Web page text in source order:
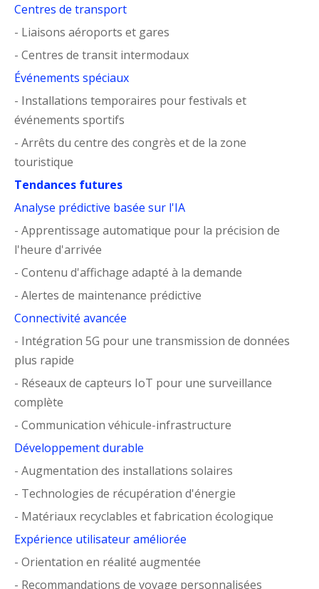
Centres de transport
- Liaisons aéroports et gares
- Centres de transit intermodaux
Événements spéciaux
- Installations temporaires pour festivals et
événements sportifs
- Arrêts du centre des congrès et de la zone
touristique
Tendances futures
Analyse prédictive basée sur l'IA
- Apprentissage automatique pour la précision de
l'heure d'arrivée
- Contenu d'affichage adapté à la demande
- Alertes de maintenance prédictive
Connectivité avancée
- Intégration 5G pour une transmission de données
plus rapide
- Réseaux de capteurs IoT pour une surveillance
complète
- Communication véhicule-infrastructure
Développement durable
- Augmentation des installations solaires
- Technologies de récupération d'énergie
- Matériaux recyclables et fabrication écologique
Expérience utilisateur améliorée
- Orientation en réalité augmentée
- Recommandations de voyage personnalisées